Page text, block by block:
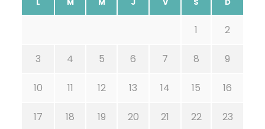
1 2
3 4 5 6 7 8 9
10 11 12 13 14 15 16
17 18 19 20 21 22 23